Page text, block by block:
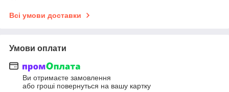
Всі умови доставки
Умови оплати
Ви отримаєте замовлення
або гроші повернуться на вашу картку